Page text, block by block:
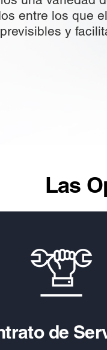
entre los que
y
Las
de